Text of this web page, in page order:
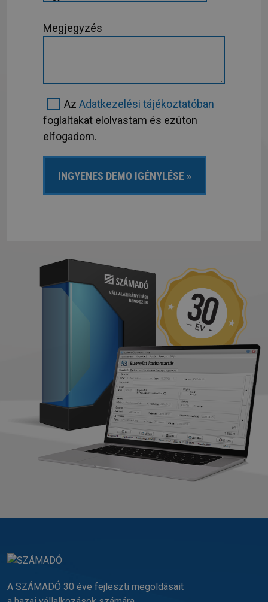
Megjegyzés
Az Adatkezelési tájékoztatóban
foglaltakat elolvastam és ezúton
elfogadom.
A SZÁMADÓ 30 éve fejleszti megoldásait